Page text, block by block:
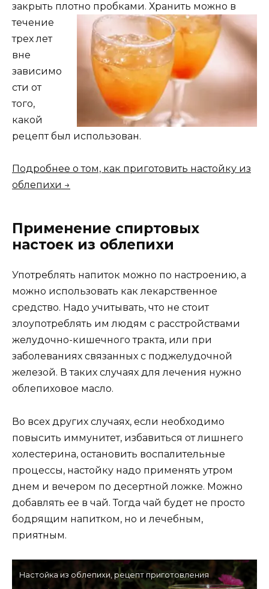
закрыть плотно пробками. Хранить можно в
течение
трех лет
вне
зависимо
сти от
того,
какой
рецепт был использован.
Подробнее о том, как приготовить настойку из
облепихи →
Применение спиртовых
настоек из облепихи
Употреблять напиток можно по настроению, а
можно использовать как лекарственное
средство. Надо учитывать, что не стоит
злоупотреблять им людям с расстройствами
желудочно-кишечного тракта, или при
заболеваниях связанных с поджелудочной
железой. В таких случаях для лечения нужно
облепиховое масло.
Во всех других случаях, если необходимо
повысить иммунитет, избавиться от лишнего
холестерина, остановить воспалительные
процессы, настойку надо применять утром
днем и вечером по десертной ложке. Можно
добавлять ее в чай. Тогда чай будет не просто
бодрящим напитком, но и лечебным,
приятным.
Настойка из облепихи, рецепт приготовления